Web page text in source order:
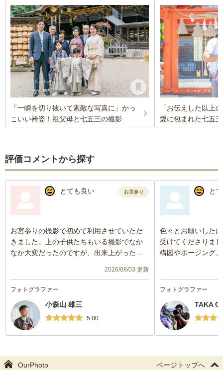
「一瞬を切り抜いて素敵な写真に」かっ
こいい袴姿！祖父母と七五三の撮影
「お伝えした以上
愛に包まれた七五
評価コメントから探す
とても良い お宮参り
お宮参りの撮影で初めて利用させていただ
きました。上の子供たちもいる撮影でなか
なか大変だったのですが、出来上がった写
ポットもご提案いだだきどれもとても良い
写真でした。お願いして本当によかったで
2026/08/03 更新
フォトグラファー
小森山 雄三
5.00
と
色々とお願いした
受けてくださりま
構図やポージング
フォトグラファー
TAKA
OurPhoto ページトップへ